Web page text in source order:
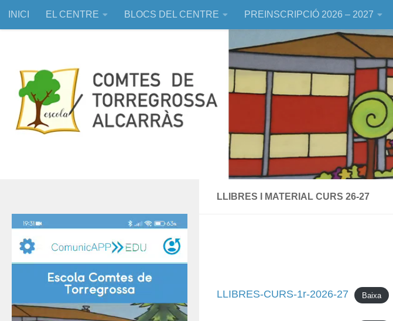
Skip to content
INICI EL CENTRE BLOCS DEL CENTRE PREINSCRIPCIÓ 2026 – 2027
LLIBRES I MATERIAL CURS 26-27
LLIBRES-CURS-1r-2026-27 Baixa
Reproductor
vídeo